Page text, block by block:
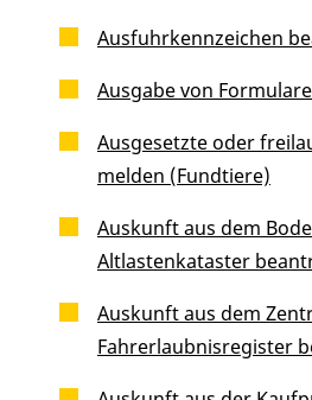
Ausfuhrkennzeichen
Ausgabe von
Ausgesetzte oder
melden (Fundtiere)
Auskunft aus dem
Altlastenkataster
Auskunft aus dem
Fahrerlaubnisregister